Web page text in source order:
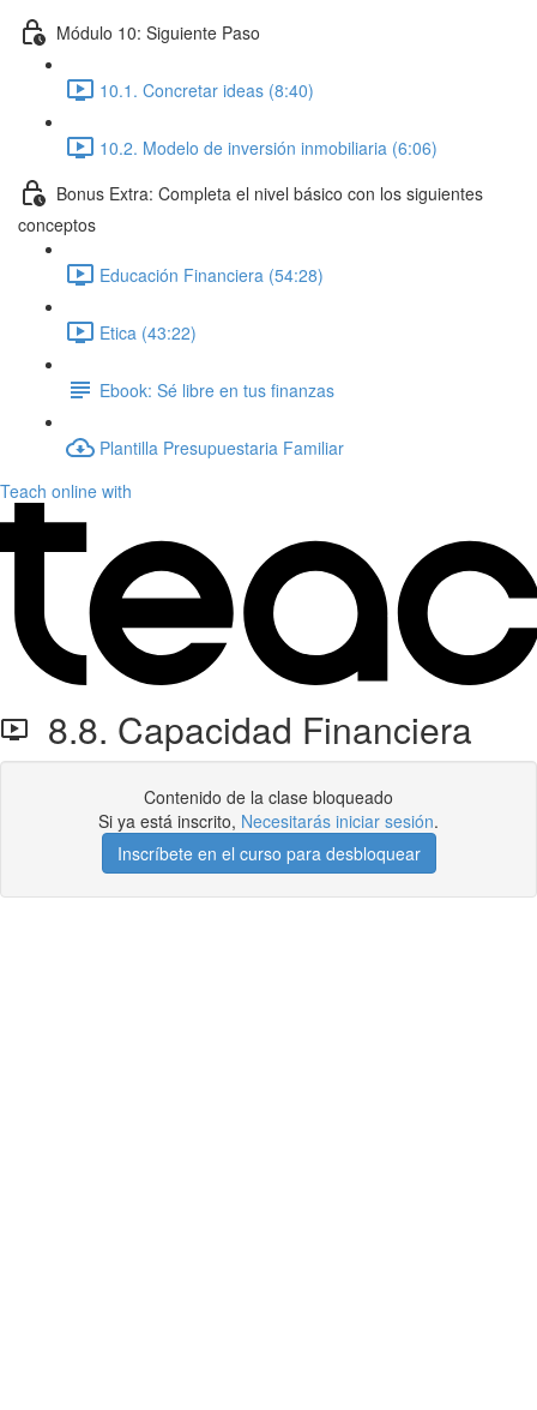
Módulo 10: Siguiente Paso
10.1. Concretar ideas (8:40)
10.2. Modelo de inversión inmobiliaria (6:06)
Bonus Extra: Completa el nivel básico con los siguientes
conceptos
Educación Financiera (54:28)
Etica (43:22)
Ebook: Sé libre en tus finanzas
Plantilla Presupuestaria Familiar
Teach online with
8.8. Capacidad Financiera
Contenido de la clase bloqueado
Si ya está inscrito, Necesitarás iniciar sesión.
Inscríbete en el curso para desbloquear